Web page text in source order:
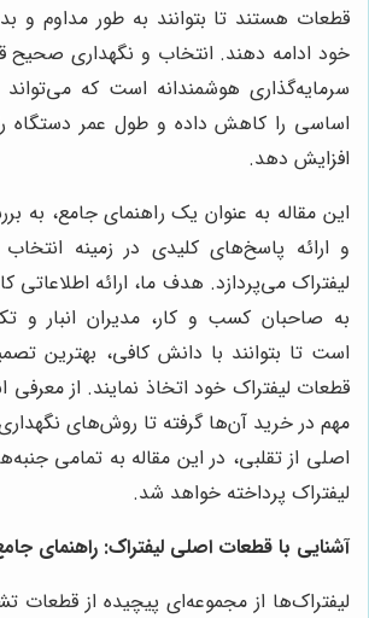
قطعات هستند تا بتوانند به طور مداوم و
خود ادامه دهند. انتخاب و نگهداری صحیح
سرمایه‌گذاری هوشمندانه است که می‌تواند
اساسی را کاهش داده و طول عمر دستگاه
افزایش دهد.
این مقاله به عنوان یک راهنمای جامع، به
و ارائه پاسخ‌های کلیدی در زمینه
لیفتراک می‌پردازد. هدف ما، ارائه اطلاعاتی
به صاحبان کسب و کار، مدیران انبار و
است تا بتوانند با دانش کافی، بهترین
قطعات لیفتراک خود اتخاذ نمایند. از
مهم در خرید آن‌ها گرفته تا روش‌های
اصلی از تقلبی، در این مقاله به تمامی
لیفتراک پرداخته خواهد شد.
آشنایی با قطعات اصلی لیفتراک: راهنمای
لیفتراک‌ها از مجموعه‌ای پیچیده از قطعات